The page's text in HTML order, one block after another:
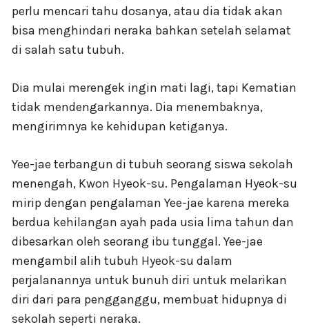
perlu mencari tahu dosanya, atau dia tidak akan
bisa menghindari neraka bahkan setelah selamat
di salah satu tubuh.
Dia mulai merengek ingin mati lagi, tapi Kematian
tidak mendengarkannya. Dia menembaknya,
mengirimnya ke kehidupan ketiganya.
Yee-jae terbangun di tubuh seorang siswa sekolah
menengah, Kwon Hyeok-su. Pengalaman Hyeok-su
mirip dengan pengalaman Yee-jae karena mereka
berdua kehilangan ayah pada usia lima tahun dan
dibesarkan oleh seorang ibu tunggal. Yee-jae
mengambil alih tubuh Hyeok-su dalam
perjalanannya untuk bunuh diri untuk melarikan
diri dari para pengganggu, membuat hidupnya di
sekolah seperti neraka.